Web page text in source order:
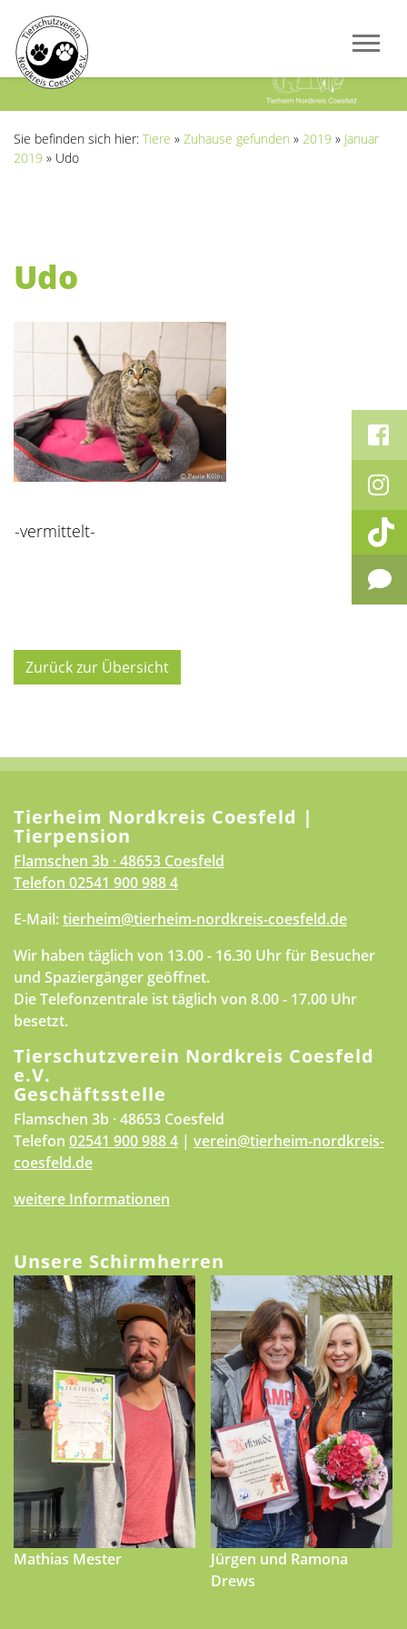
Sie befinden sich hier: Tiere » Zuhause gefunden » 2019 » Januar
2019 » Udo
Udo
-vermittelt-
Zurück zur Übersicht
Tierheim Nordkreis Coesfeld |
Tierpension
Flamschen 3b · 48653 Coesfeld
Telefon 02541 900 988 4
E-Mail:tierheim@tierheim-nordkreis-coesfeld.de
Wir haben täglich von 13.00 - 16.30 Uhr für Besucher
und Spaziergänger geöffnet.
Die Telefonzentrale ist täglich von 8.00 - 17.00 Uhr
besetzt.
Tierschutzverein Nordkreis Coesfeld
e.V.
Geschäftsstelle
Flamschen 3b · 48653 Coesfeld
Telefon 02541 900 988 4 | verein@tierheim-nordkreis-
coesfeld.de
weitere Informationen
Unsere Schirmherren
Mathias Mester
Jürgen und Ramona
Drews